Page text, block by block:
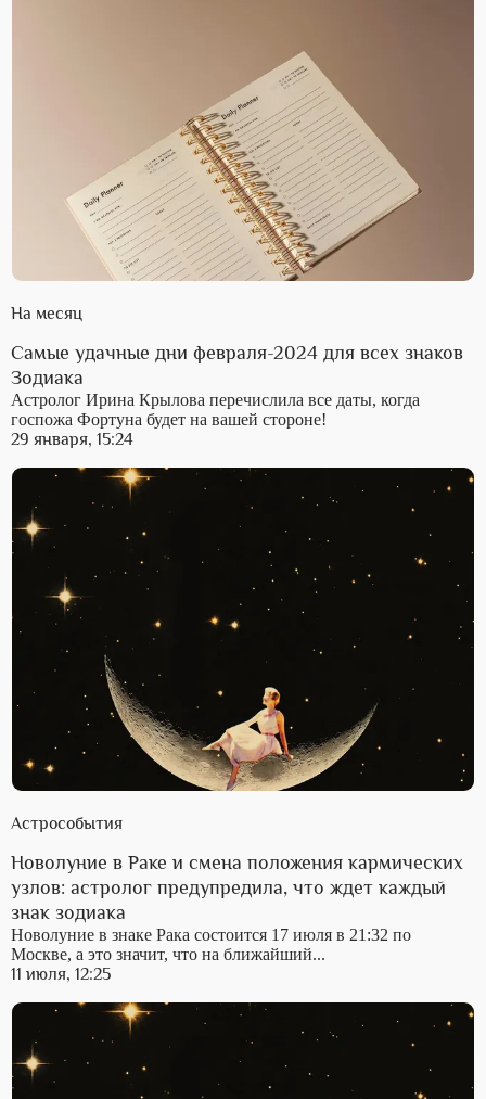
На месяц
Самые удачные дни февраля-2024 для всех знаков
Зодиака
Астролог Ирина Крылова перечислила все даты, когда
госпожа Фортуна будет на вашей стороне!
29 января, 15:24
Астрособытия
Новолуние в Раке и смена положения кармических
узлов: астролог предупредила, что ждет каждый
знак зодиака
Новолуние в знаке Рака состоится 17 июля в 21:32 по
Москве, а это значит, что на ближайший...
11 июля, 12:25